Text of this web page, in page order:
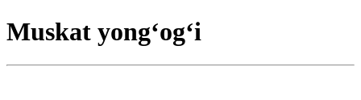
Muskat yong‘og‘i